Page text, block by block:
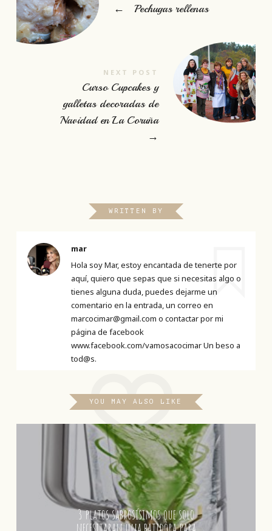
← Pechugas rellenas
NEXT POST
Curso Cupcakes y
galletas decoradas de
Navidad en La Coruña
→
WRITTEN BY
mar
Hola soy Mar, estoy encantada de tenerte por
aquí, quiero que sepas que si necesitas algo o
tienes alguna duda, puedes dejarme un
comentario en la entrada, un correo en
marcocimar@gmail.com o contactar por mi
página de facebook
www.facebook.com/vamosacocimar Un beso a
tod@s.
YOU MAY ALSO LIKE
3 platos sabrosísimos que solo
necesitaran una batidora para